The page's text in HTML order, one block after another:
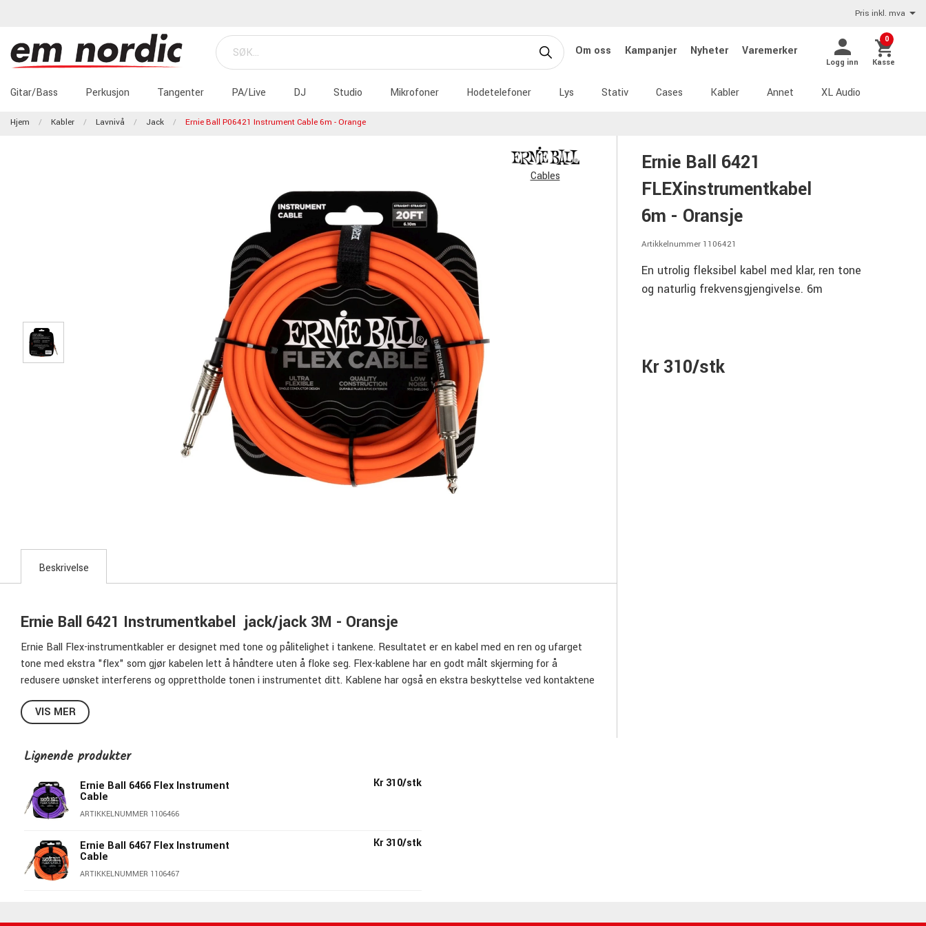
Pris inkl. mva
Om oss Kampanjer Nyheter Varemerker
Logg inn
0
Kasse
Gitar/Bass Perkusjon Tangenter PA/Live DJ Studio Mikrofoner Hodetelefoner Lys Stativ Cases Kabler Annet XL Audio
Hjem Kabler Lavnivå Jack Ernie Ball P06421 Instrument Cable 6m - Orange
Cables
Ernie Ball 6421
FLEXinstrumentkabel
6m - Oransje
Artikkelnummer 1106421
En utrolig fleksibel kabel med klar, ren tone
og naturlig frekvensgjengivelse. 6m
Kr 310/stk
Beskrivelse
Ernie Ball 6421 Instrumentkabel jack/jack 3M - Oransje
Ernie Ball Flex-instrumentkabler er designet med tone og pålitelighet i tankene. Resultatet er en kabel med en ren og ufarget
tone med ekstra "flex" som gjør kabelen lett å håndtere uten å floke seg. Flex-kablene har en godt målt skjerming for å
redusere uønsket interferens og opprettholde tonen i instrumentet ditt. Kablene har også en ekstra beskyttelse ved kontaktene
for å øke levetiden på kablene ytterligere.
Ernie Ball 6421
Superfleksibel
Kraftig skjerming for å unngå forstyrrelser
Klar signaloverføring med naturlig frekvensgjengivelse
Robuste kompakte kontakter
VIS MER
Lignende produkter
Ernie Ball 6466 Flex Instrument
Cable
ARTIKKELNUMMER 1106466
Kr 310/stk
Ernie Ball 6467 Flex Instrument
Cable
ARTIKKELNUMMER 1106467
Kr 310/stk